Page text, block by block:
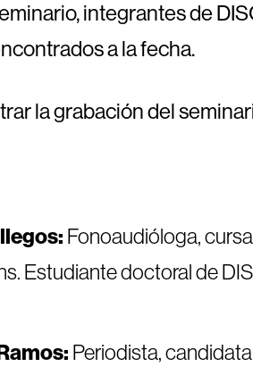
integrantes de
a la fecha.
la grabación del
Fonoaudióloga,
Estudiante doctoral de
Periodista,